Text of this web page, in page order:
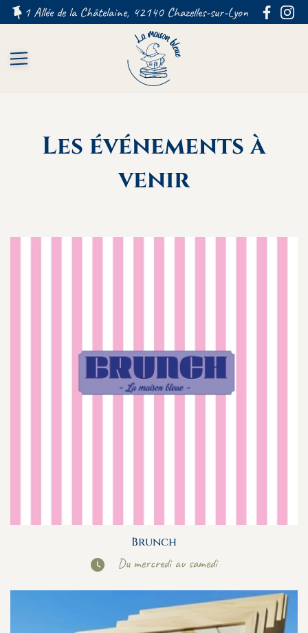
1 Allée de la Châtelaine, 42140 Chazelles-sur-Lyon FRANCE
Les événements à
venir
Brunch
Du mercredi au samedi